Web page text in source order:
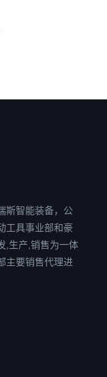
斯智能装备，公
工具事业部和豪
,生产,销售为一体
主要销售代理进